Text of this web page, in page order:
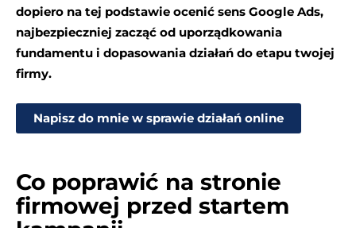
dopiero na tej podstawie ocenić sens Google Ads,
najbezpieczniej zacząć od uporządkowania
fundamentu i dopasowania działań do etapu twojej
firmy.
Napisz do mnie w sprawie działań online
Co poprawić na stronie
firmowej przed startem